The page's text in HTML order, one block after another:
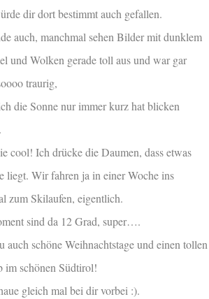
dir dort bestimmt auch gefallen.
auch, manchmal sehen Bilder mit dunklem
und Wolken gerade toll aus und war gar
traurig,
die Sonne nur immer kurz hat blicken
cool! Ich drücke die Daumen, dass etwas
liegt. Wir fahren ja in einer Woche ins
zum Skilaufen, eigentlich.
sind da 12 Grad, super….
auch schöne Weihnachtstage und einen tollen
im schönen Südtirol!
gleich mal bei dir vorbei :).